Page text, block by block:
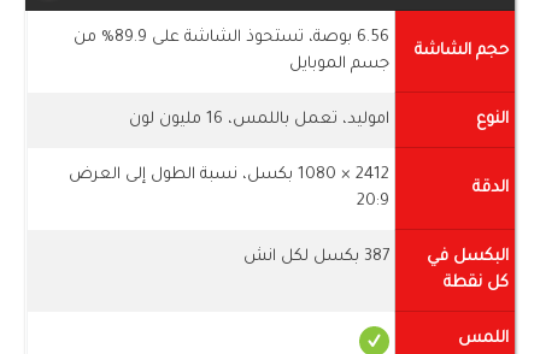
حجم الشاشة
6.56 بوصة، تستحوذ الشاشة على 89.9% من
جسم الموبايل
النوع اموليد، تعمل باللمس، 16 مليون لون
الدقة
2412 × 1080 بكسل، نسبة الطول إلى العرض
20:9
البكسل في
كل نقطة
387 بكسل لكل انش
اللمس